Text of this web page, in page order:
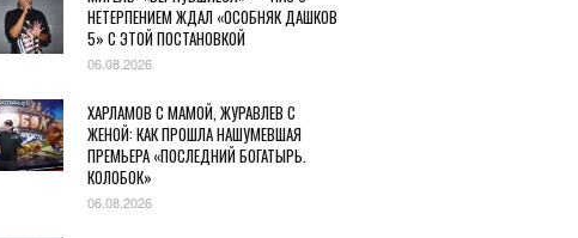
НЕТЕРПЕНИЕМ ЖДАЛ «ОСОБНЯК ДАШКОВ
5» С ЭТОЙ ПОСТАНОВКОЙ
06.08.2026
ХАРЛАМОВ С МАМОЙ, ЖУРАВЛЕВ С
ЖЕНОЙ: КАК ПРОШЛА НАШУМЕВШАЯ
ПРЕМЬЕРА «ПОСЛЕДНИЙ БОГАТЫРЬ.
КОЛОБОК»
06.08.2026